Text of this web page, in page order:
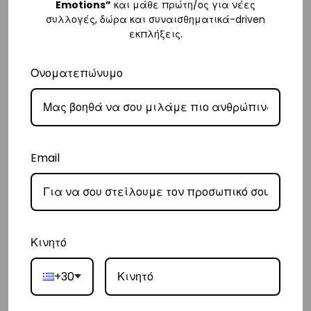
– Η συνεργαζόμενη εταιρεία ταχυμεταφορών,
την παράδοσή σας.
– Οι χρόνοι παράδοσης κυμαίνονται συνήθως από 2-7 εργάσιμες
Ευρώπη
– Τα έξοδα αποστολής για όλο την Ευρώπη είναι στα€25 .
– Η συνεργαζόμενη εταιρεία ταχυμεταφορών,DHL, θα αναλάβει την
ημέρες.
Emotions” και μάθε πρώτη/ος για νέες
συλλογές, δώρα και συναισθηματικά-driven
εκπλήξεις.
Ονοματεπώνυμο
Email
Κινητό
+30